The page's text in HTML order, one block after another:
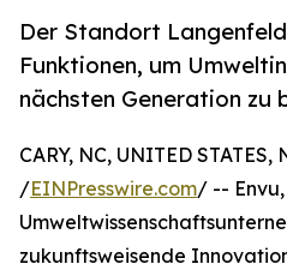
Der Standort
Funktionen, um
nächsten Generation zu
CARY, NC, UNITED
/EINPresswire.com/ --
zukunftsweisende